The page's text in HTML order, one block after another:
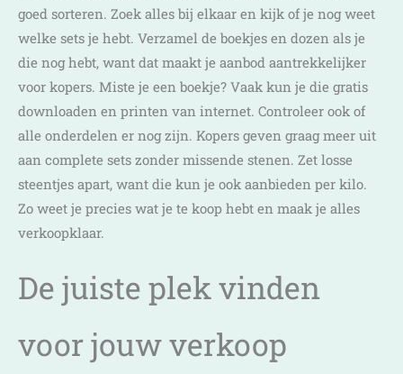
goed sorteren. Zoek alles bij elkaar en kijk of je nog weet
welke sets je hebt. Verzamel de boekjes en dozen als je
die nog hebt, want dat maakt je aanbod aantrekkelijker
voor kopers. Miste je een boekje? Vaak kun je die gratis
downloaden en printen van internet. Controleer ook of
alle onderdelen er nog zijn. Kopers geven graag meer uit
aan complete sets zonder missende stenen. Zet losse
steentjes apart, want die kun je ook aanbieden per kilo.
Zo weet je precies wat je te koop hebt en maak je alles
verkoopklaar.
De juiste plek vinden
voor jouw verkoop